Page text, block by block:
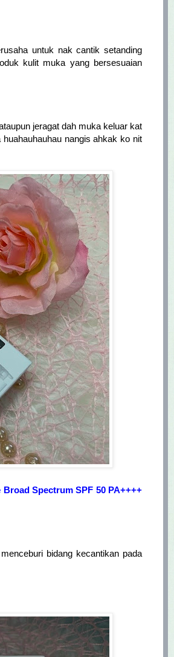
untuk nak cantik setanding
kulit muka yang bersesuaian
jeragat dah muka keluar kat
nangis ahkak ko nit
Spectrum SPF 50 PA++++
bidang kecantikan pada